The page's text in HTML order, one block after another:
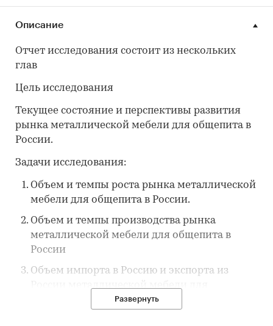
Описание
Отчет исследования состоит из нескольких
глав
Цель исследования
Текущее состояние и перспективы развития
рынка металлической мебели для общепита в
России.
Задачи исследования:
Объем и темпы роста рынка металлической
мебели для общепита в России.
Объем и темпы производства рынка
металлической мебели для общепита в
России
Объем импорта в Россию и экспорта из
Развернуть